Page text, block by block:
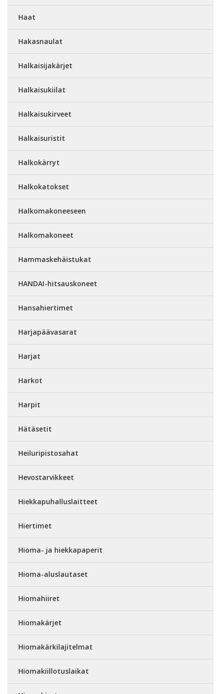
Haat
Hakasnaulat
Halkaisijakärjet
Halkaisukiilat
Halkaisukirveet
Halkaisuristit
Halkokärryt
Halkokatokset
Halkomakoneeseen
Halkomakoneet
Hammaskehäistukat
HANDAI-hitsauskoneet
Hansahiertimet
Harjapäävasarat
Harjat
Harkot
Harpit
Hätäsetit
Heiluripistosahat
Hevostarvikkeet
Hiekkapuhalluslaitteet
Hiertimet
Hioma- ja hiekkapaperit
Hioma-aluslautaset
Hiomahiiret
Hiomakärjet
Hiomakärkilajitelmat
Hiomakiillotuslaikat